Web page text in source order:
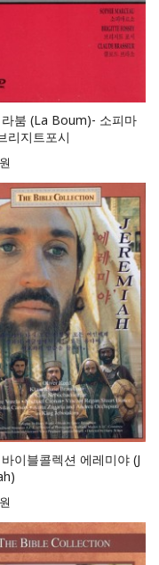
붐 (La Boum)- 소피마
리지트포시
원
이블콜렉션 에레미야 (J
원